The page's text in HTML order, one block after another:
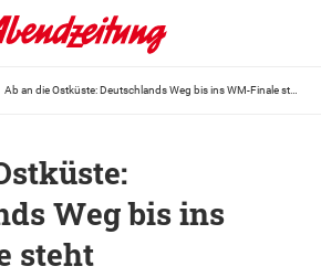
Weg bis ins
steht